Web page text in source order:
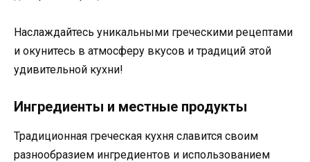
Наслаждайтесь уникальными греческими рецептами
и окунитесь в атмосферу вкусов и традиций этой
удивительной кухни!
Ингредиенты и местные продукты
Традиционная греческая кухня славится своим
разнообразием ингредиентов и использованием